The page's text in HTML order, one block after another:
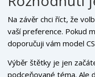
Na závěr chci říct, že
vaší preference. Pokud
doporučuji vám model
ať už si vyberete
Výběr štětky je jen
podceňované téma. Ale